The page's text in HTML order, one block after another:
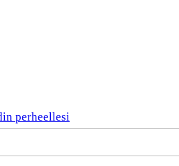
perheellesi